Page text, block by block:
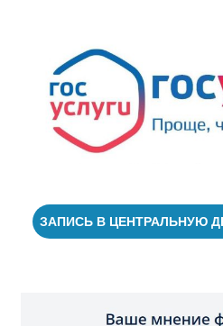
ЗАПИСЬ В ЦЕНТРАЛЬНУЮ